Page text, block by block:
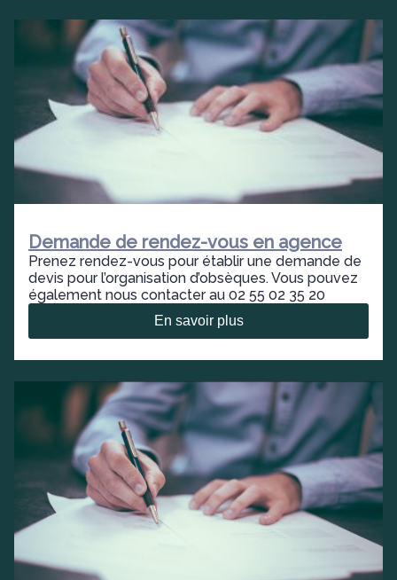
Demande de rendez-vous en agence
Prenez rendez-vous pour établir une demande de
devis pour l’organisation d’obsèques. Vous pouvez
également nous contacter au 02 55 02 35 20
En savoir plus